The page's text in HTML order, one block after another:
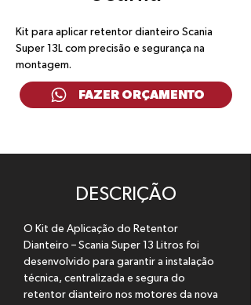
Kit para aplicar retentor dianteiro Scania
Super 13L com precisão e segurança na
montagem.
FAZER ORÇAMENTO
DESCRIÇÃO
O Kit de Aplicação do Retentor
Dianteiro – Scania Super 13 Litros foi
desenvolvido para garantir a instalação
técnica, centralizada e segura do
retentor dianteiro nos motores da nova